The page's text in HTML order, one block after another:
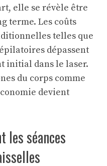
elle se révèle être
terme. Les coûts
telles que
dépassent
initial dans le laser.
du corps comme
devient
les séances